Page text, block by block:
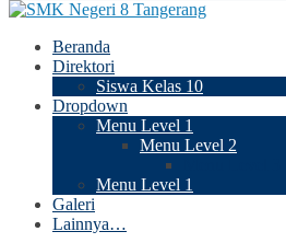
Beranda
Direktori
Siswa Kelas 10
Dropdown
Menu Level 1
Menu Level 2
Menu Level 1
Galeri
Lainnya…